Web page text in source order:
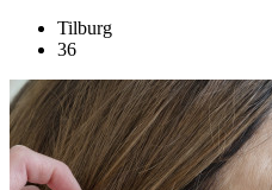
Tilburg
36